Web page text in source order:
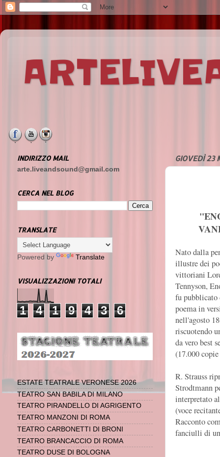
GIOVEDÌ 23
Nato dalla
illustre dei
vittoriani
Tennyson,
fu pubblicato
poema in
nell'agosto
riscuotendo
da vero best
(17.000
R. Strauss
Strodtmann
interpretato
(voce
Racconto
fanciulli di
INDIRIZZO MAIL
arte.liveandsound@gmail.com
CERCA NEL BLOG
TRANSLATE
Powered by Translate
VISUALIZZAZIONI TOTALI
1 4 1 9 4 3 6
ESTATE TEATRALE VERONESE 2026
TEATRO SAN BABILA DI MILANO
TEATRO PIRANDELLO DI AGRIGENTO
TEATRO MANZONI DI ROMA
TEATRO CARBONETTI DI BRONI
TEATRO BRANCACCIO DI ROMA
TEATRO DUSE DI BOLOGNA